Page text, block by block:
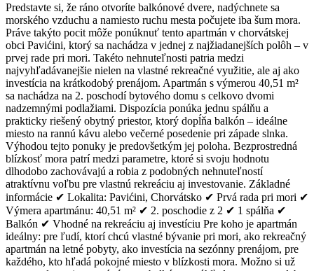
Predstavte si, že ráno otvoríte balkónové dvere, nadýchnete sa
morského vzduchu a namiesto ruchu mesta počujete iba šum mora.
Práve takýto pocit môže ponúknuť tento apartmán v chorvátskej
obci Pavićini, ktorý sa nachádza v jednej z najžiadanejších polôh – v
prvej rade pri mori. Takéto nehnuteľnosti patria medzi
najvyhľadávanejšie nielen na vlastné rekreačné využitie, ale aj ako
investícia na krátkodobý prenájom. Apartmán s výmerou 40,51 m²
sa nachádza na 2. poschodí bytového domu s celkovo dvomi
nadzemnými podlažiami. Dispozícia ponúka jednu spálňu a
prakticky riešený obytný priestor, ktorý dopĺňa balkón – ideálne
miesto na rannú kávu alebo večerné posedenie pri západe slnka.
Výhodou tejto ponuky je predovšetkým jej poloha. Bezprostredná
blízkosť mora patrí medzi parametre, ktoré si svoju hodnotu
dlhodobo zachovávajú a robia z podobných nehnuteľností
atraktívnu voľbu pre vlastnú rekreáciu aj investovanie. Základné
informácie ✔ Lokalita: Pavićini, Chorvátsko ✔ Prvá rada pri mori ✔
Výmera apartmánu: 40,51 m² ✔ 2. poschodie z 2 ✔ 1 spálňa ✔
Balkón ✔ Vhodné na rekreáciu aj investíciu Pre koho je apartmán
ideálny: pre ľudí, ktorí chcú vlastné bývanie pri mori, ako rekreačný
apartmán na letné pobyty, ako investícia na sezónny prenájom, pre
každého, kto hľadá pokojné miesto v blízkosti mora. Možno si už